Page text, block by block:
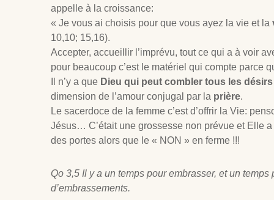
appelle à la croissance:
« Je vous ai choisis pour que vous ayez la vie et la
10,10; 15,16).
Accepter, accueillir l’imprévu, tout ce qui a à voir
pour beaucoup c’est le matériel qui compte parce
Il n’y a que Dieu qui peut combler tous les désirs
dimension de l’amour conjugal par la prière.
Le sacerdoce de la femme c’est d’offrir la Vie:
Jésus… C’était une grossesse non prévue et Elle
des portes alors que le « NON » en ferme !!!
Qo 3,5 Il y a un temps pour embrasser, et un temps
d’embrassements.